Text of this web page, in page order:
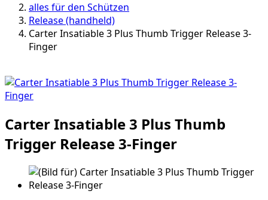
alles für den Schützen
Release (handheld)
Carter Insatiable 3 Plus Thumb Trigger Release 3-
Finger
Carter Insatiable 3 Plus Thumb
Trigger Release 3-Finger